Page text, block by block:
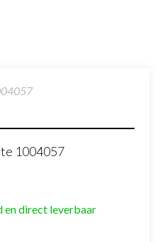
1004057
en direct leverbaar